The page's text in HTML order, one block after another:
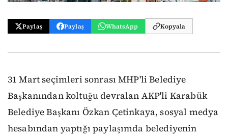
Paylaş Paylaş WhatsApp Kopyala
31 Mart seçimleri sonrası MHP'li Belediye
Başkanından koltuğu devralan AKP'li Karabük
Belediye Başkanı Özkan Çetinkaya, sosyal medya
hesabından yaptığı paylaşımda belediyenin